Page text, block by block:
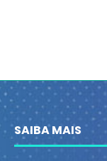
SAIBA MAIS